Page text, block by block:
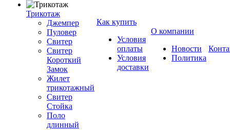
Трикотаж
Джемпер
Пуловер
Свитер
Свитер
Короткий
Замок
Жилет
трикотажный
Свитер
Стойка
Поло
длинный
Как купить
Условия
оплаты
Условия
доставки
О компании
Новости
Политика